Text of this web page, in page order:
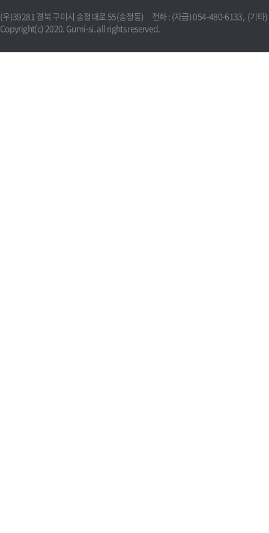
(우)39281 경북 구미시 송정대로 55(송정동) 전화 : (자금) 054-480-6133, (기타
Copyright(c) 2020. Gumi-si. all rights reserved.